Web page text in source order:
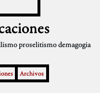
proselitismodemagogia
Archivos